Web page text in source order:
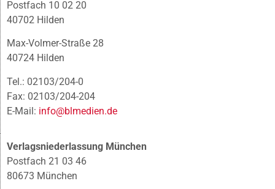
Postfach 10 02 20
40702 Hilden
Max-Volmer-Straße 28
40724 Hilden
Tel.: 02103/204-0
Fax: 02103/204-204
E-Mail: info@blmedien.de
Verlagsniederlassung München
Postfach 21 03 46
80673 München